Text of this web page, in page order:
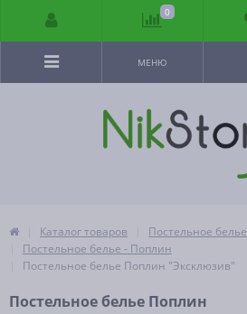
МЕНЮ
Каталог товаров
Постельное белье
Постельное белье - Поплин
Постельное белье Поплин "Эксклюзив"
Постельное белье Поплин
0